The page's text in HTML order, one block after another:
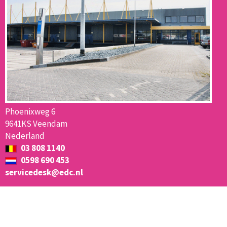
Phoenixweg 6
9641KS Veendam
Nederland
03 808 1140
0598 690 453
servicedesk@edc.nl